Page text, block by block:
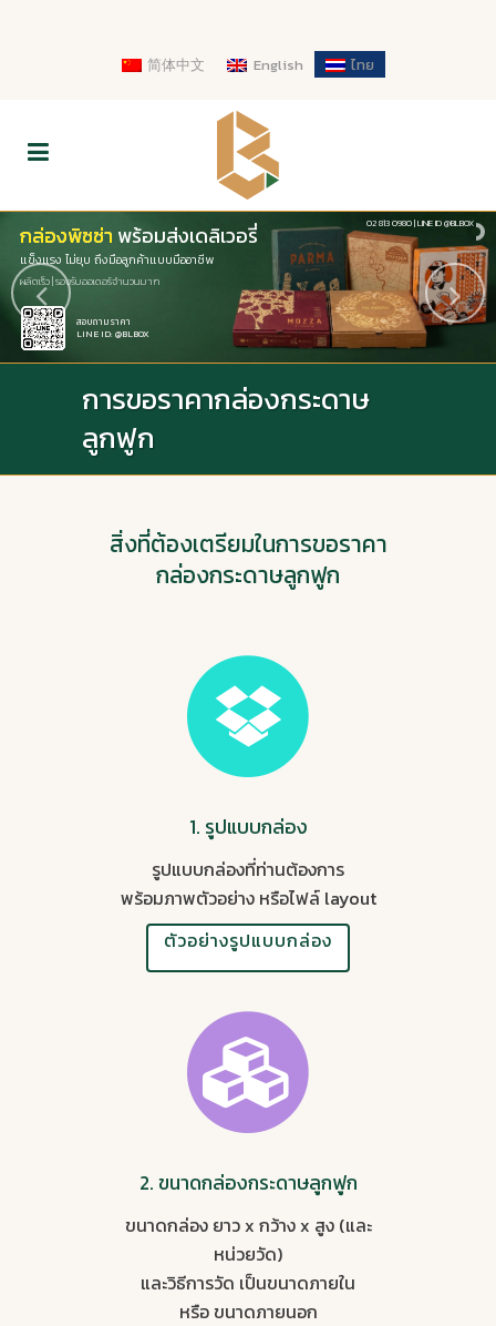
简体中文 English ไทย
.
กล่องพิซซ่า พร้อมส่งเดลิเวอรี่
กล่องพิซซ่า
แข็งแรง ไม่ยุบ ถึงมือลูกค้าแบบมืออาชีพ
02 813 0980 | LINE ID @BLBOX
ผลิตเร็ว | รองรับออเดอร์จำนวนมาก
สอบถามราคา
LINE ID: @BLBOX
การขอราคากล่องกระดาษ
ลูกฟูก
สิ่งที่ต้องเตรียมในการขอราคา
กล่องกระดาษลูกฟูก
1. รูปแบบกล่อง
รูปแบบกล่องที่ท่านต้องการ
พร้อมภาพตัวอย่าง หรือไฟล์ layout
ตัวอย่างรูปแบบกล่อง
2. ขนาดกล่องกระดาษลูกฟูก
ขนาดกล่อง ยาว x กว้าง x สูง (และ
หน่วยวัด)
และวิธีการวัด เป็นขนาดภายใน
หรือ ขนาดภายนอก